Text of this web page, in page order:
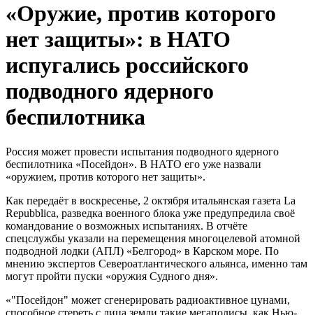
«Оружие, против которого
нет защиты»: в НАТО
испугались российского
подводного ядерного
беспилотника
Россия может провести испытания подводного ядерного
беспилотника «Посейдон». В НАТО его уже назвали
«оружием, против которого нет защиты».
Как передаёт в воскресенье, 2 октября итальянская газета La
Repubblica, разведка военного блока уже предупредила своё
командование о возможных испытаниях. В отчёте
спецслужбы указали на перемещения многоцелевой атомной
подводной лодки (АПЛ) «Белгород» в Карском море. По
мнению экспертов Североатлантического альянса, именно там
могут пройти пуски «оружия Судного дня».
«"Посейдон" может сгенерировать радиоактивное цунами,
способное стереть с лица земли такие мегаполисы, как Нью-